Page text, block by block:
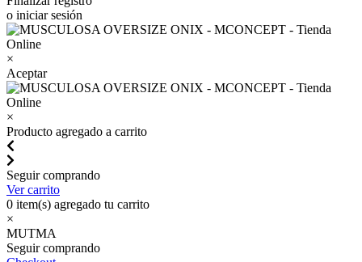
o iniciar sesión
×
Aceptar
×
Producto agregado a carrito
Seguir comprando
Ver carrito
0 item(s) agregado tu carrito
×
MUTMA
Seguir comprando